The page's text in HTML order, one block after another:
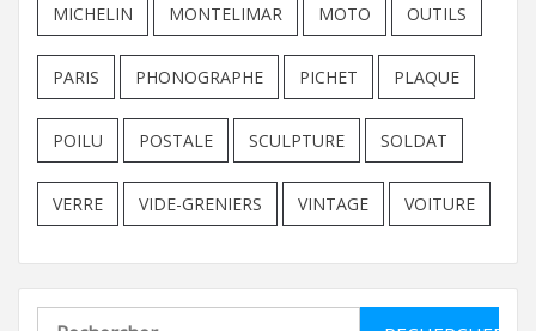
MICHELIN MONTELIMAR MOTO OUTILS
PARIS PHONOGRAPHE PICHET PLAQUE
POILU POSTALE SCULPTURE SOLDAT
VERRE VIDE-GRENIERS VINTAGE VOITURE
Rechercher :